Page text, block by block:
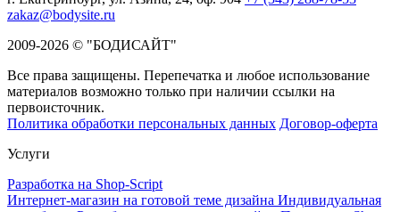
zakaz@bodysite.ru
2009-2026 © "БОДИСАЙТ"
Все права защищены. Перепечатка и любое использование
материалов возможно только при наличии ссылки на
первоисточник.
Политика обработки персональных данных Договор-оферта
Услуги
Разработка на Shop-Script
Интернет-магазин на готовой теме дизайна Индивидуальная